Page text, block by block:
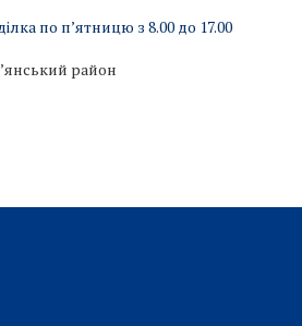
по п’ятницю з 8.00 до 17.00
район